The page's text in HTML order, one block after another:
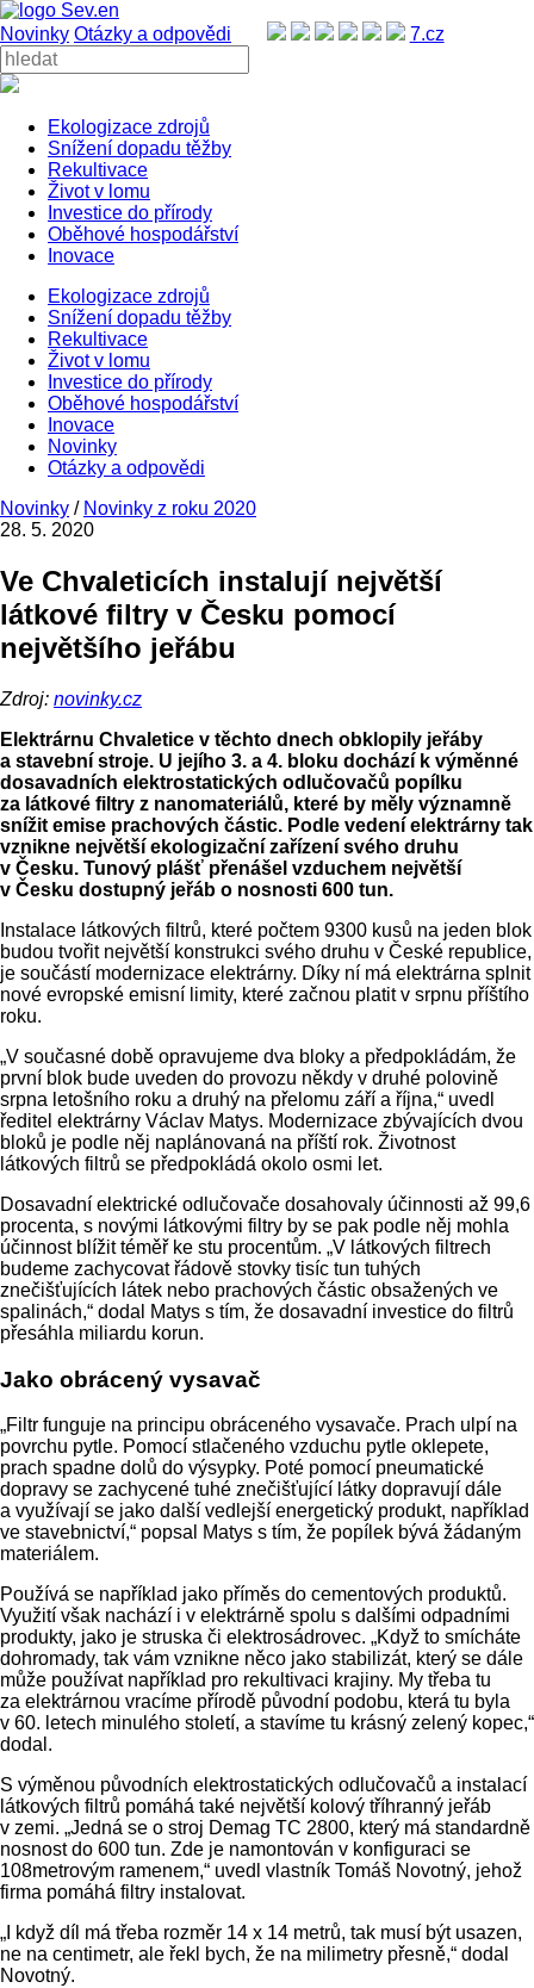
Novinky Otázky a odpovědi 7.cz
Ekologizace zdrojů
Snížení dopadu těžby
Rekultivace
Život v lomu
Investice do přírody
Oběhové hospodářství
Inovace
Ekologizace zdrojů
Snížení dopadu těžby
Rekultivace
Život v lomu
Investice do přírody
Oběhové hospodářství
Inovace
Novinky
Otázky a odpovědi
Novinky / Novinky z roku 2020
28. 5. 2020
Ve Chvaleticích instalují největší
látkové filtry v Česku pomocí
největšího jeřábu
Zdroj: novinky.cz
Elektrárnu Chvaletice v těchto dnech obklopily jeřáby
a stavební stroje. U jejího 3. a 4. bloku dochází k výměnné
dosavadních elektrostatických odlučovačů popílku
za látkové filtry z nanomateriálů, které by měly významně
snížit emise prachových částic. Podle vedení elektrárny tak
vznikne největší ekologizační zařízení svého druhu
v Česku. Tunový plášť přenášel vzduchem největší
v Česku dostupný jeřáb o nosnosti 600 tun.
Instalace látkových filtrů, které počtem 9300 kusů na jeden blok
budou tvořit největší konstrukci svého druhu v České republice,
je součástí modernizace elektrárny. Díky ní má elektrárna splnit
nové evropské emisní limity, které začnou platit v srpnu příštího
roku.
„V současné době opravujeme dva bloky a předpokládám, že
první blok bude uveden do provozu někdy v druhé polovině
srpna letošního roku a druhý na přelomu září a října,“ uvedl
ředitel elektrárny Václav Matys. Modernizace zbývajících dvou
bloků je podle něj naplánovaná na příští rok. Životnost
látkových filtrů se předpokládá okolo osmi let.
Dosavadní elektrické odlučovače dosahovaly účinnosti až 99,6
procenta, s novými látkovými filtry by se pak podle něj mohla
účinnost blížit téměř ke stu procentům. „V látkových filtrech
budeme zachycovat řádově stovky tisíc tun tuhých
znečišťujících látek nebo prachových částic obsažených ve
spalinách,“ dodal Matys s tím, že dosavadní investice do filtrů
přesáhla miliardu korun.
Jako obrácený vysavač
„Filtr funguje na principu obráceného vysavače. Prach ulpí na
povrchu pytle. Pomocí stlačeného vzduchu pytle oklepete,
prach spadne dolů do výsypky. Poté pomocí pneumatické
dopravy se zachycené tuhé znečišťující látky dopravují dále
a využívají se jako další vedlejší energetický produkt, například
ve stavebnictví,“ popsal Matys s tím, že popílek bývá žádaným
materiálem.
Používá se například jako příměs do cementových produktů.
Využití však nachází i v elektrárně spolu s dalšími odpadními
produkty, jako je struska či elektrosádrovec. „Když to smícháte
dohromady, tak vám vznikne něco jako stabilizát, který se dále
může používat například pro rekultivaci krajiny. My třeba tu
za elektrárnou vracíme přírodě původní podobu, která tu byla
v 60. letech minulého století, a stavíme tu krásný zelený kopec,“
dodal.
S výměnou původních elektrostatických odlučovačů a instalací
látkových filtrů pomáhá také největší kolový tříhranný jeřáb
v zemi. „Jedná se o stroj Demag TC 2800, který má standardně
nosnost do 600 tun. Zde je namontován v konfiguraci se
108metrovým ramenem,“ uvedl vlastník Tomáš Novotný, jehož
firma pomáhá filtry instalovat.
„I když díl má třeba rozměr 14 x 14 metrů, tak musí být usazen,
ne na centimetr, ale řekl bych, že na milimetry přesně,“ dodal
Novotný.